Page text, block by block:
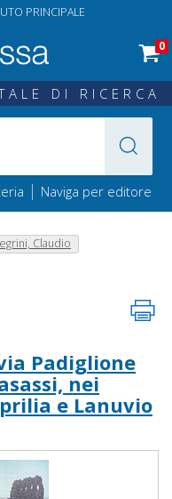
PRINCIPALE
0
DI RICERCA
| Naviga per editore
Claudio
Padiglione
nei
e Lanuvio